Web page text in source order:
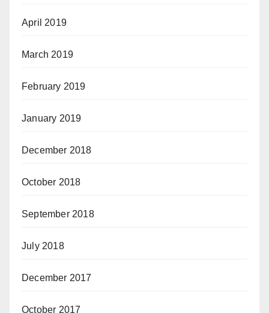
April 2019
March 2019
February 2019
January 2019
December 2018
October 2018
September 2018
July 2018
December 2017
October 2017